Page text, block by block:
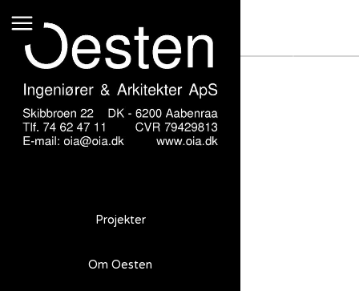
Projekter
Om Oesten
Varnæsvej-3 Aabenraa
Varnæsvej-3